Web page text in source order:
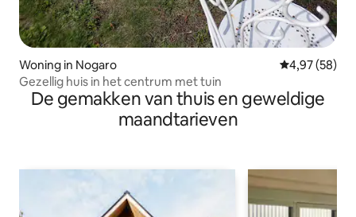
Woning in Nogaro Gemiddelde
4,97 (58)
Gezellig huis in het centrum met tuin
De gemakken van thuis en geweldige
maandtarieven